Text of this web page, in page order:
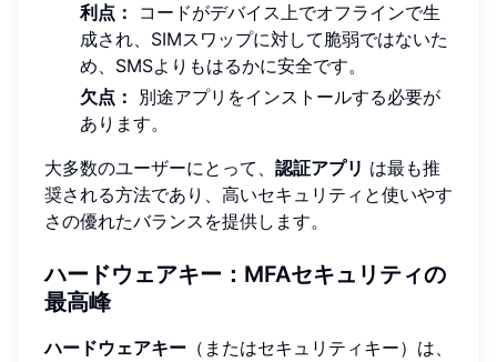
利点：
コードがデバイス上でオフラインで生
成され、SIMスワップに対して脆弱ではないた
め、SMSよりもはるかに安全です。
欠点：
別途アプリをインストールする必要が
あります。
大多数のユーザーにとって、 認証アプリ は最も推
奨される方法であり、高いセキュリティと使いやす
さの優れたバランスを提供します。
ハードウェアキー：MFAセキュリティの
最高峰
ハードウェアキー （またはセキュリティキー）は、